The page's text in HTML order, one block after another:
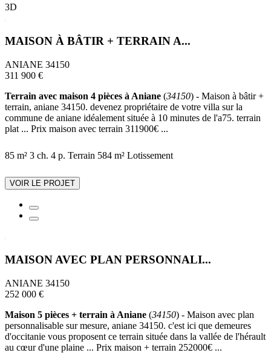
3D
MAISON À BÂTIR + TERRAIN A...
ANIANE 34150
311 900 €
Terrain avec maison 4 pièces à Aniane (34150) - Maison à bâtir +
terrain, aniane 34150. devenez propriétaire de votre villa sur la
commune de aniane idéalement située à 10 minutes de l'a75. terrain
plat ... Prix maison avec terrain 311900€ ...
85 m² 3 ch. 4 p. Terrain 584 m² Lotissement
VOIR LE PROJET
MAISON AVEC PLAN PERSONNALI...
ANIANE 34150
252 000 €
Maison 5 pièces + terrain à Aniane (34150) - Maison avec plan
personnalisable sur mesure, aniane 34150. c'est ici que demeures
d'occitanie vous proposent ce terrain située dans la vallée de l'hérault
au cœur d'une plaine ... Prix maison + terrain 252000€ ...